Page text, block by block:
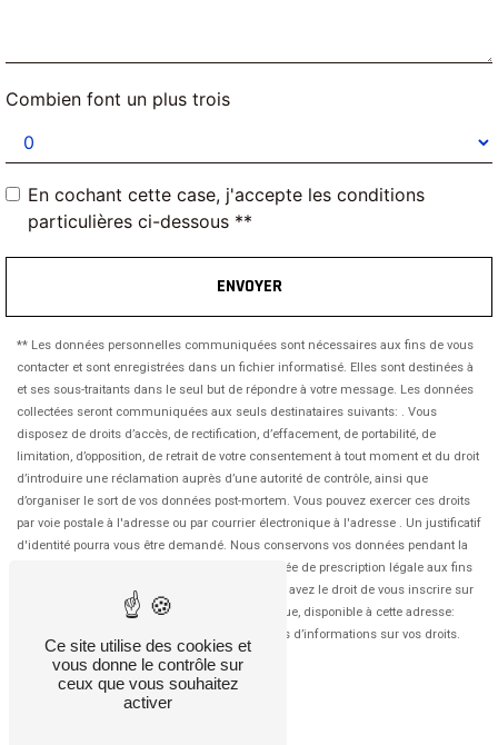
Combien font un plus trois
En cochant cette case, j'accepte les conditions
particulières ci-dessous **
ENVOYER
** Les données personnelles communiquées sont nécessaires aux fins de vous
contacter et sont enregistrées dans un fichier informatisé. Elles sont destinées à
et ses sous-traitants dans le seul but de répondre à votre message. Les données
collectées seront communiquées aux seuls destinataires suivants: . Vous
disposez de droits d’accès, de rectification, d’effacement, de portabilité, de
limitation, d’opposition, de retrait de votre consentement à tout moment et du droit
d’introduire une réclamation auprès d’une autorité de contrôle, ainsi que
d’organiser le sort de vos données post-mortem. Vous pouvez exercer ces droits
par voie postale à l'adresse ou par courrier électronique à l'adresse . Un justificatif
d'identité pourra vous être demandé. Nous conservons vos données pendant la
période de prise de contact puis pendant la durée de prescription légale aux fins
probatoires et de gestion des contentieux. Vous avez le droit de vous inscrire sur
la liste d'opposition au démarchage téléphonique, disponible à cette adresse:
. Consultez le site cnil.fr pour plus d’informations sur vos droits.
Ce site utilise des cookies et
vous donne le contrôle sur
ceux que vous souhaitez
activer